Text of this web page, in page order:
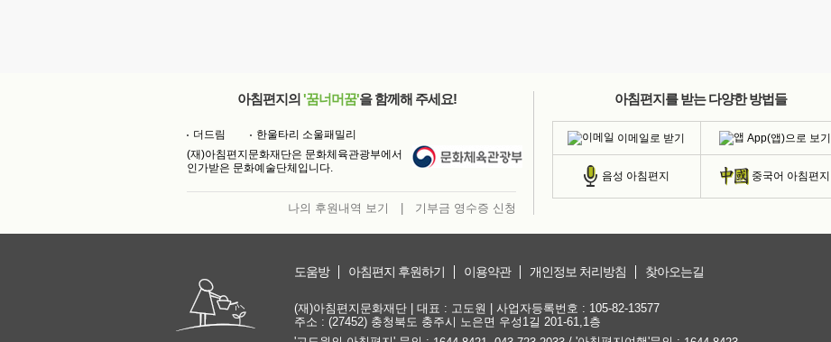
아침편지의 '꿈너머꿈'을 함께해 주세요!
더드림
한울타리 소울패밀리
(재)아침편지문화재단은 문화체육관광부에서
인가받은 문화예술단체입니다.
나의 후원내역 보기 기부금 영수증 신청
아침편지를 받는 다양한 방법들
이메일로 받기 App(앱)으로 보기
음성 아침편지 중국어 아침편지
도움방 아침편지 후원하기 이용약관 개인정보 처리방침 찾아오는길
(재)아침편지문화재단 | 대표 : 고도원 | 사업자등록번호 : 105-82-13577
주소 : (27452) 충청북도 충주시 노은면 우성1길 201-61,1층